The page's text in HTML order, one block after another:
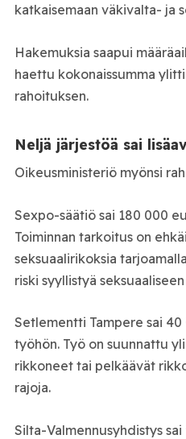
katkaisemaan väkivalta- ja
Hakemuksia saapui
haettu kokonaissumma
rahoituksen.
Neljä järjestöä sai
Oikeusministeriö myönsi
Sexpo-säätiö sai 180 000
Toiminnan tarkoitus on
seksuaalirikoksia
riski syyllistyä
Setlementti Tampere sai
työhön. Työ on suunnattu
rikkoneet tai pelkäävät
rajoja.
Silta-Valmennusyhdistys